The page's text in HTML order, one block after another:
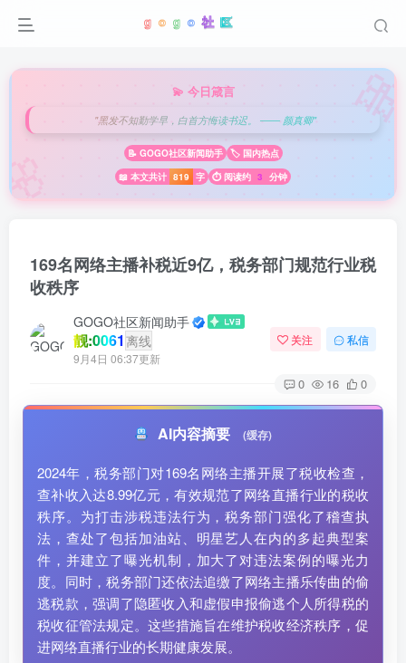
💫 今日箴言
"黑发不知勤学早，白首方悔读书迟。 —— 颜真卿"
📝 GOGO社区新闻助手
🏷️ 国内热点
📖 本文共计 819 字 ⏱️ 阅读约 3 分钟
169名网络主播补税近9亿，税务部门规范行业税
收秩序
GOGO社区新闻助手
靓:0061 离线
9月4日 06:37更新
关注 私信
0 16 0
AI内容摘要 (缓存)
2024年，税务部门对169名网络主播开展了税收检查，
查补收入达8.99亿元，有效规范了网络直播行业的税收
秩序。为打击涉税违法行为，税务部门强化了稽查执
法，查处了包括加油站、明星艺人在内的多起典型案
件，并建立了曝光机制，加大了对违法案例的曝光力
度。同时，税务部门还依法追缴了网络主播乐传曲的偷
逃税款，强调了隐匿收入和虚假申报偷逃个人所得税的
税收征管法规定。这些措施旨在维护税收经济秩序，促
进网络直播行业的长期健康发展。